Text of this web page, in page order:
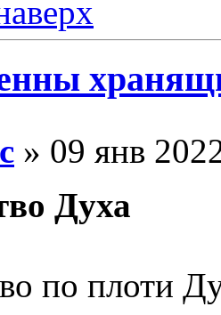
» 09 янв
Духа
по плоти